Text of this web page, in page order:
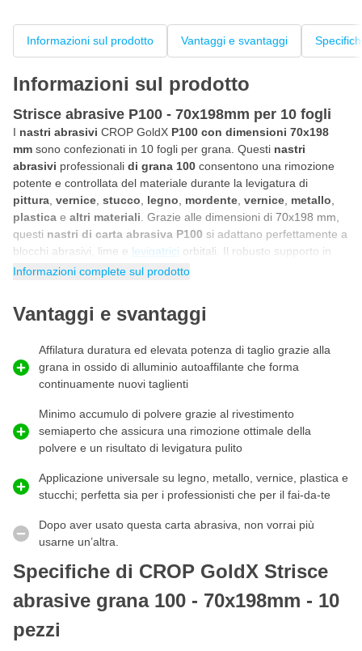
Informazioni sul prodotto Vantaggi e svantaggi
Informazioni sul prodotto
Strisce abrasive P100 - 70x198mm per 10 fogli
I nastri abrasivi CROP GoldX P100 con dimensioni 70x198
mm sono confezionati in 10 fogli per grana. Questi nastri
abrasivi professionali di grana 100 consentono una rimozione
potente e controllata del materiale durante la levigatura di
pittura, vernice, stucco, legno, mordente, vernice, metallo,
plastica e altri materiali. Grazie alle dimensioni di 70x198 mm,
questi nastri di carta abrasiva P100 si adattano perfettamente a
blocchi abrasivi, lime e levigatrici orbitali. Il robusto supporto in
carta evita che la carta si strappi o si rompa e rimane comunque
l'aspirazione della polvere è efficiente e consente un lavoro più
abrasiva.
Quando usare i nastri abrasivi grana 100?
rapida distucco,primere altrifondi. Grazie alla sua grana
grossa, il nastro abrasivo P100 può essere utilizzato anche per
levigare vernici, pitture, mordenti, smalti, ruggine leggera
utilizzati per:
Rimuovere completamente vecchie lacche, pitture, mordenti
o vernici
Creare una superficie ruvida prima della levigatura fine
(P120, P150, P180)
Informazioni complete sul prodotto
Vantaggi e svantaggi
Affilatura duratura ed elevata potenza di taglio grazie alla
grana in ossido di alluminio autoaffilante che forma
continuamente nuovi taglienti
Minimo accumulo di polvere grazie al rivestimento
semiaperto che assicura una rimozione ottimale della
polvere e un risultato di levigatura pulito
Applicazione universale su legno, metallo, vernice, plastica e
stucchi; perfetta sia per i professionisti che per il fai-da-te
Dopo aver usato questa carta abrasiva, non vorrai più
usarne un’altra.
Specifiche di CROP GoldX Strisce
abrasive grana 100 - 70x198mm - 10
pezzi